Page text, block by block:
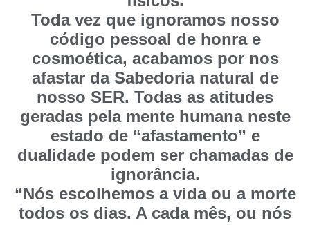
Toda vez que ignoramos nosso
código pessoal de honra e
cosmoética, acabamos por nos
afastar da Sabedoria natural de
nosso SER. Todas as atitudes
geradas pela mente humana neste
estado de “afastamento” e
dualidade podem ser chamadas de
ignorância.
“Nós escolhemos a vida ou a morte
todos os dias. A cada mês, ou nós